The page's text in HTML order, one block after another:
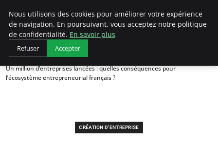
LECFCM
Accueil
Création d'entreprise
Un million d’entreprises lancées : quelles conséquences pour
l’écosystème entrepreneurial français ?
CRÉATION D'ENTREPRISE
Nous utilisons des cookies pour améliorer votre expérience
de navigation. En poursuivant, vous acceptez notre politique
de confidentialité. En savoir plus
Refuser Accepter